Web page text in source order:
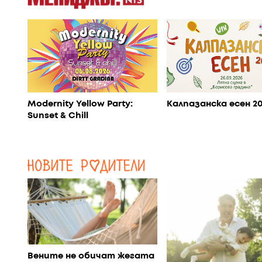
Modernity Yellow Party:
Sunset & Chill
Калпазанска есен
Вените не обичат жегата